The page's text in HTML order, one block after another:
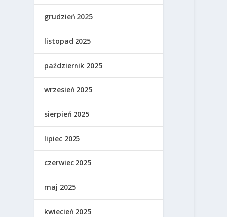
grudzień 2025
listopad 2025
październik 2025
wrzesień 2025
sierpień 2025
lipiec 2025
czerwiec 2025
maj 2025
kwiecień 2025